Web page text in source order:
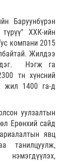
Баруунбүрэн
ХХК-ийн
компани 2015
Жилдээ
Нэгж га
тн хүнсний
жил 1400 га-д
уулзалтын
Ерөнхий сайд
явц
танилцуулж,
нэмэгдүүлэх,